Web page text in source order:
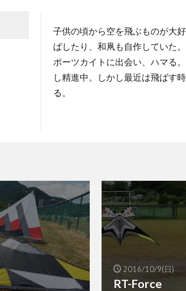
子供の頃から空を飛ぶものが大
ばしたり、和凧も自作していた
ポーツカイトに出会い、ハマる
し精進中。しかし最近は飛ばす
る。
2016/10/9(日)
RT-Force